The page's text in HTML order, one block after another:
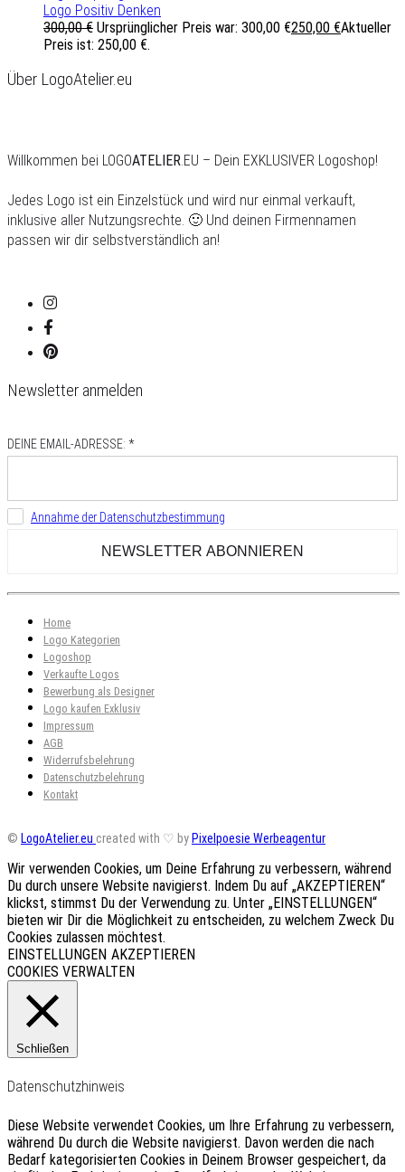
Logo Positiv Denken
300,00€ Ursprünglicher Preis war: 300,00 €250,00 €Aktueller
Preis ist: 250,00 €.
Über LogoAtelier.eu
Willkommen bei LOGOATELIER.EU – Dein EXKLUSIVER Logoshop!
Jedes Logo ist ein Einzelstück und wird nur einmal verkauft,
inklusive aller Nutzungsrechte. 🙂 Und deinen Firmennamen
passen wir dir selbstverständlich an!
Newsletter anmelden
DEINE EMAIL-ADRESSE: *
Annahme der Datenschutzbestimmung
Home
Logo Kategorien
Logoshop
Verkaufte Logos
Bewerbung als Designer
Logo kaufen Exklusiv
Impressum
AGB
Widerrufsbelehrung
Datenschutzbelehrung
Kontakt
© LogoAtelier.eu created with ♡ by Pixelpoesie Werbeagentur
Wir verwenden Cookies, um Deine Erfahrung zu verbessern, während
Du durch unsere Website navigierst. Indem Du auf „AKZEPTIEREN“
klickst, stimmst Du der Verwendung zu. Unter „EINSTELLUNGEN“
bieten wir Dir die Möglichkeit zu entscheiden, zu welchem Zweck Du
Cookies zulassen möchtest.
EINSTELLUNGEN AKZEPTIEREN
COOKIES VERWALTEN
Schließen
Datenschutzhinweis
Diese Website verwendet Cookies, um Ihre Erfahrung zu verbessern,
während Du durch die Website navigierst. Davon werden die nach
Bedarf kategorisierten Cookies in Deinem Browser gespeichert, da